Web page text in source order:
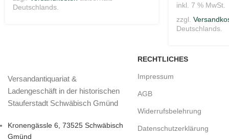
Deutschlands.
inkl. 7 % MwSt.
zzgl.
Deutschlands.
Versandantiquariat &
Ladengeschäft in der historischen
Stauferstadt Schwäbisch Gmünd
Kronengässle 6, 73525 Schwäbisch
Gmünd
RECHTLICHES
Impressum
AGB
Widerrufsbelehrung
Datenschutzerklärung